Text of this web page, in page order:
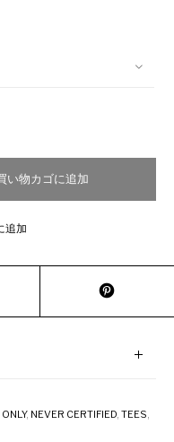
い物カゴに追加
追加
, NEVER CERTIFIED ,TEES